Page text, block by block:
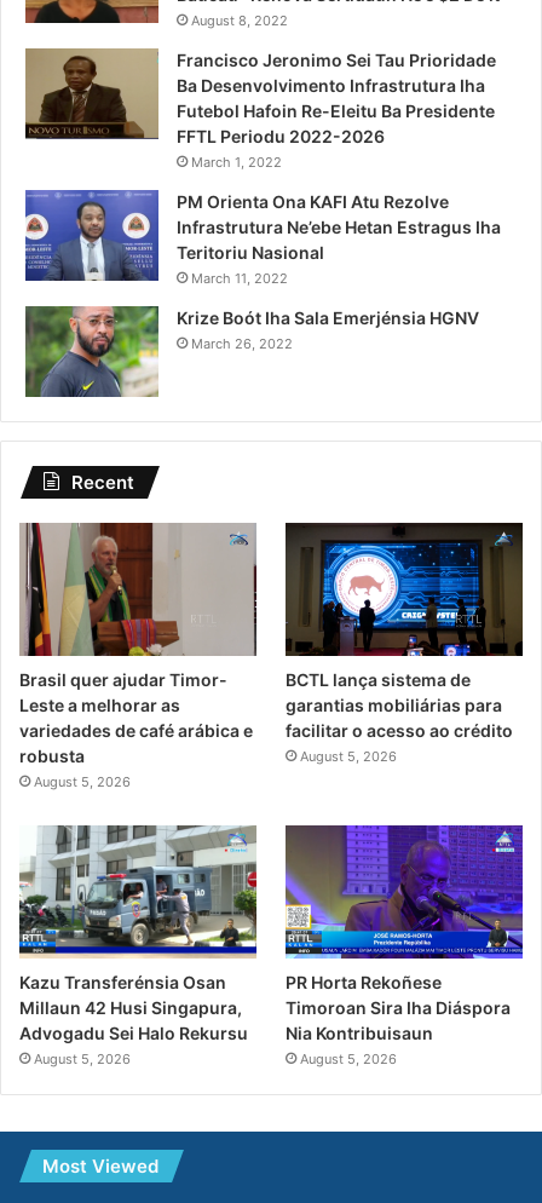
August 8, 2022
Francisco Jeronimo Sei Tau Prioridade
Ba Desenvolvimento Infrastrutura Iha
Futebol Hafoin Re-Eleitu Ba Presidente
FFTL Periodu 2022-2026
March 1, 2022
PM Orienta Ona KAFI Atu Rezolve
Infrastrutura Ne’ebe Hetan Estragus Iha
Teritoriu Nasional
March 11, 2022
Krize Boót Iha Sala Emerjénsia HGNV
March 26, 2022
Recent
Brasil quer ajudar Timor-
Leste a melhorar as
variedades de café arábica e
robusta
August 5, 2026
BCTL lança sistema de
garantias mobiliárias para
facilitar o acesso ao crédito
August 5, 2026
Kazu Transferénsia Osan
Millaun 42 Husi Singapura,
Advogadu Sei Halo Rekursu
August 5, 2026
PR Horta Rekoñese
Timoroan Sira Iha Diáspora
Nia Kontribuisaun
August 5, 2026
Most Viewed